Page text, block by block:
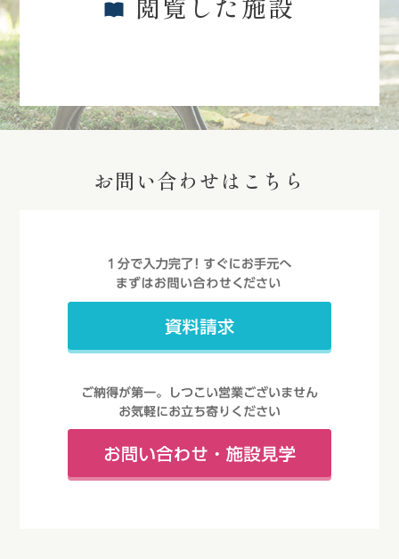
お問い合わせはこちら